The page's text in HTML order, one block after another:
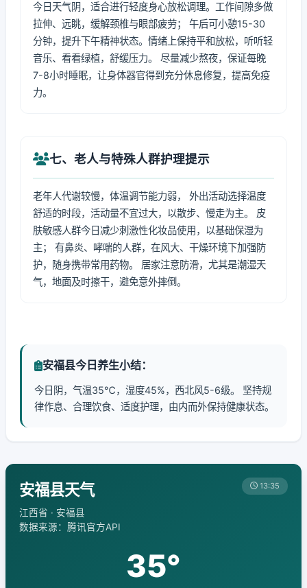
今日天气阴，适合进行轻度身心放松调理。工作间隙多做
拉伸、远眺，缓解颈椎与眼部疲劳； 午后可小憩15-30
分钟，提升下午精神状态。情绪上保持平和放松，听听轻
音乐、看看绿植，舒缓压力。 尽量减少熬夜，保证每晚
7-8小时睡眠，让身体器官得到充分休息修复，提高免疫
力。
七、老人与特殊人群护理提示
老年人代谢较慢，体温调节能力弱， 外出活动选择温度
舒适的时段，活动量不宜过大，以散步、慢走为主。 皮
肤敏感人群今日减少刺激性化妆品使用，以基础保湿为
主； 有鼻炎、哮喘的人群，在风大、干燥环境下加强防
护，随身携带常用药物。 居家注意防滑，尤其是潮湿天
气，地面及时擦干，避免意外摔倒。
安福县今日养生小结：
今日阴，气温35℃，湿度45%，西北风5-6级。 坚持规
律作息、合理饮食、适度护理，由内而外保持健康状态。
安福县天气
江西省 · 安福县
数据来源：腾讯官方API
13:35
35°